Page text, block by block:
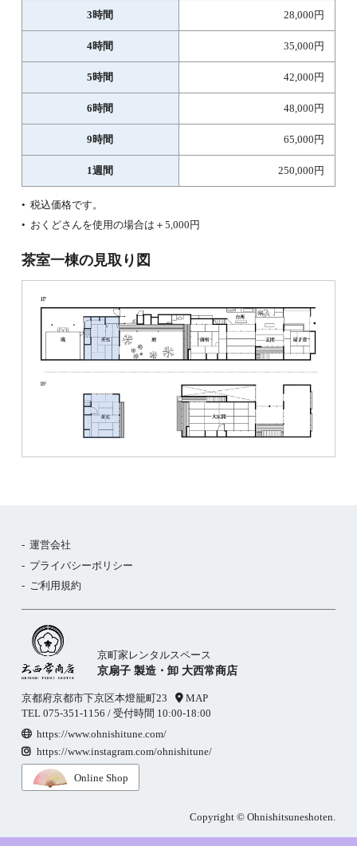
3時間 28,000円
4時間 35,000円
5時間 42,000円
6時間 48,000円
9時間 65,000円
1週間 250,000円
税込価格です。
おくどさんを使用の場合は＋5,000円
茶室一棟の見取り図
京町家レンタルスペース
京扇子 製造・卸 大西常商店
京都府京都市下京区本燈籠町23
MAP
TEL 075-351-1156 / 受付時間 10:00-18:00
https://www.ohnishitune.com/
https://www.instagram.com/ohnishitune/
Online Shop
運営会社
プライバシーポリシー
ご利用規約
Copyright © Ohnishitsuneshoten.